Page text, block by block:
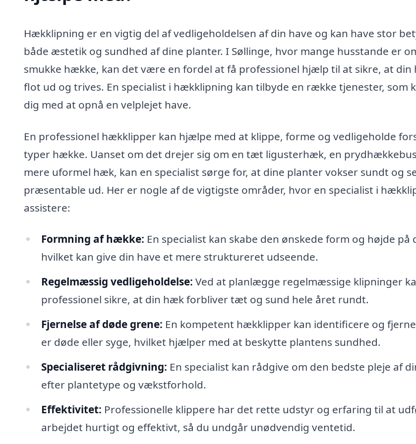
Hækklipning er en vigtig del af vedligeholdelsen af din have og kan have stor
både æstetik og sundhed af dine planter. I Søllinge, hvor mange husstande er
smukke hække, kan det være en fordel at få professionel hjælp til at sikre, at din
flot ud og trives. En specialist i hækklipning kan tilbyde en række tjenester, som
dig med at opnå en velplejet have.
En professionel hækklipper kan hjælpe med at klippe, forme og vedligeholde
typer hække. Uanset om det drejer sig om en tæt ligusterhæk, en
mere uformel hæk, kan en specialist sørge for, at dine planter vokser sundt og
præsentable ud. Her er nogle af de vigtigste områder, hvor en specialist i
assistere:
Formning af hække: En specialist kan skabe den ønskede form og højde på
hvilket kan give din have et mere struktureret udseende.
Regelmæssig vedligeholdelse: Ved at planlægge regelmæssige klipninger
professionel sikre, at din hæk forbliver tæt og sund hele året rundt.
Fjernelse af døde grene: En kompetent hækklipper kan identificere og
er døde eller syge, hvilket hjælper med at beskytte plantens sundhed.
Specialiseret rådgivning: En specialist kan rådgive om den bedste pleje af
efter plantetype og vækstforhold.
Effektivitet: Professionelle klippere har det rette udstyr og erfaring til at
arbejdet hurtigt og effektivt, så du undgår unødvendig ventetid.